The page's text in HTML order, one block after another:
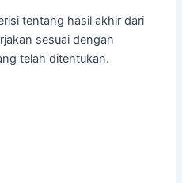
tentang hasil akhir dari
sesuai dengan
telah ditentukan.